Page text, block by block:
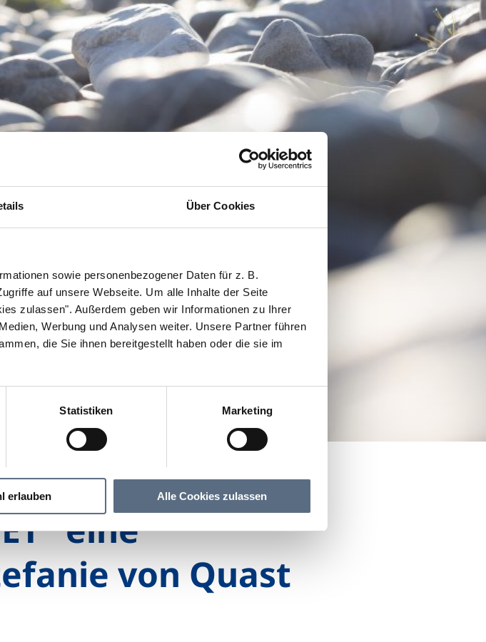
Über Cookies
sowie personenbezogener Daten für z. B.
auf unsere Webseite. Um alle Inhalte der Seite
zulassen". Außerdem geben wir Informationen zu Ihrer
Werbung und Analysen weiter. Unsere Partner führen
die Sie ihnen bereitgestellt haben oder die sie im
Statistiken Marketing
erlauben Alle Cookies zulassen
von Stefanie von Quast Vernissage
eine
von Quast